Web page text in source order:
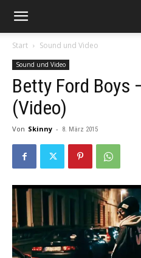
Start Sound und Video
Sound und Video
Betty Ford Boys
(Video)
Von Skinny - 8. März 2015